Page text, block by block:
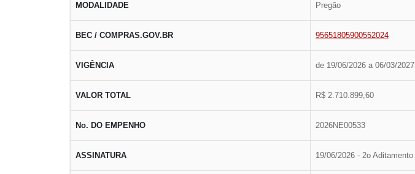
MODALIDADE Pregão
BEC / COMPRAS.GOV.BR 95651805900552024
VIGÊNCIA de 19/06/2026 a 06/03/2027
VALOR TOTAL R$ 2.710.899,60
No. DO EMPENHO 2026NE00533
ASSINATURA 19/06/2026 - 2o Aditamento